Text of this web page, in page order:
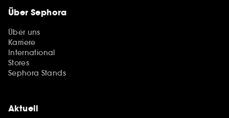
Über Sephora
Über uns
Karriere
International
Stores
Sephora Stands
Aktuell